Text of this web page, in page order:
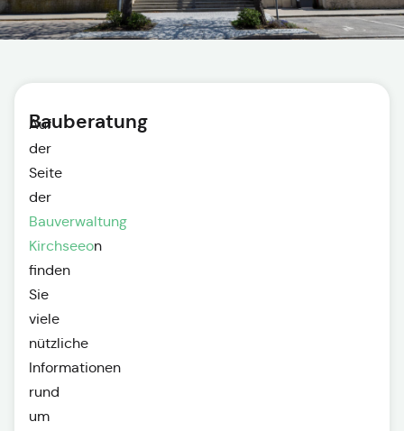
Bauberatung
Auf
der
Seite
der
Bauverwaltung
Kirchseeon
finden
Sie
viele
nützliche
Informationen
rund
um